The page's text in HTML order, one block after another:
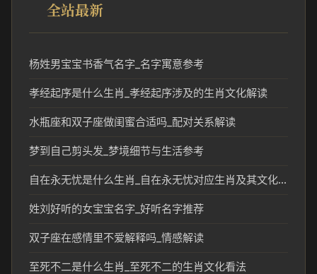
全站最新
杨姓男宝宝书香气名字_名字寓意参考
孝经起序是什么生肖_孝经起序涉及的生肖文化解读
水瓶座和双子座做闺蜜合适吗_配对关系解读
梦到自己剪头发_梦境细节与生活参考
自在永无忧是什么生肖_自在永无忧对应生肖及其文化含义解析
姓刘好听的女宝宝名字_好听名字推荐
双子座在感情里不爱解释吗_情感解读
至死不二是什么生肖_至死不二的生肖文化看法